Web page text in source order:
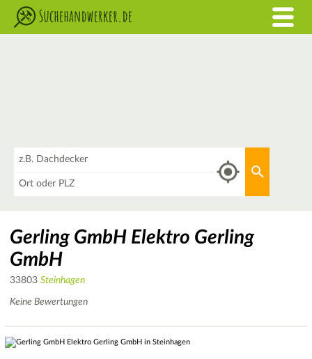
Gerling GmbH Elektro Gerling
GmbH
33803 Steinhagen
Keine Bewertungen